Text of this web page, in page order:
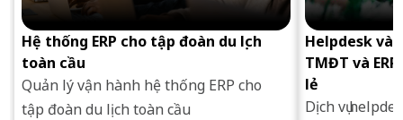
Hệ thống ERP cho tập đoàn du lịch
toàn cầu
Quản lý vận hành hệ thống ERP cho
tập đoàn du lịch toàn cầu
Helpdesk và
TMĐT và
lẻ
Dịch vụ